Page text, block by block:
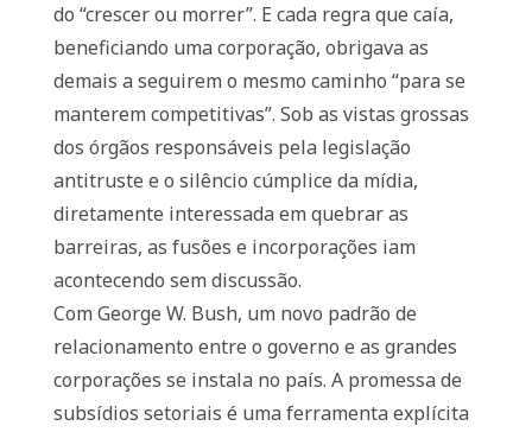
do “crescer ou morrer”. E cada regra que caía,
beneficiando uma corporação, obrigava as
demais a seguirem o mesmo caminho “para se
manterem competitivas”. Sob as vistas grossas
dos órgãos responsáveis pela legislação
antitruste e o silêncio cúmplice da mídia,
diretamente interessada em quebrar as
barreiras, as fusões e incorporações iam
acontecendo sem discussão.
Com George W. Bush, um novo padrão de
relacionamento entre o governo e as grandes
corporações se instala no país. A promessa de
subsídios setoriais é uma ferramenta explícita